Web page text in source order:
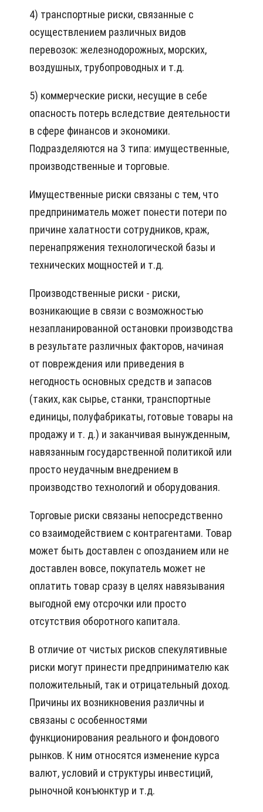
4) транспортные риски, связанные с
осуществлением различных видов
перевозок: железнодорожных, морских,
воздушных, трубопроводных и т.д.
5) коммерческие риски, несущие в себе
опасность потерь вследствие деятельности
в сфере финансов и экономики.
Подразделяются на 3 типа: имущественные,
производственные и торговые.
Имущественные риски связаны с тем, что
предприниматель может понести потери по
причине халатности сотрудников, краж,
перенапряжения технологической базы и
технических мощностей и т.д.
Производственные риски - риски,
возникающие в связи с возможностью
незапланированной остановки производства
в результате различных факторов, начиная
от повреждения или приведения в
негодность основных средств и запасов
(таких, как сырье, станки, транспортные
единицы, полуфабрикаты, готовые товары на
продажу и т. д.) и заканчивая вынужденным,
навязанным государственной политикой или
просто неудачным внедрением в
производство технологий и оборудования.
Торговые риски связаны непосредственно
со взаимодействием с контрагентами. Товар
может быть доставлен с опозданием или не
доставлен вовсе, покупатель может не
оплатить товар сразу в целях навязывания
выгодной ему отсрочки или просто
отсутствия оборотного капитала.
В отличие от чистых рисков спекулятивные
риски могут принести предпринимателю как
положительный, так и отрицательный доход.
Причины их возникновения различны и
связаны с особенностями
функционирования реального и фондового
рынков. К ним относятся изменение курса
валют, условий и структуры инвестиций,
рыночной конъюнктур и т.д.